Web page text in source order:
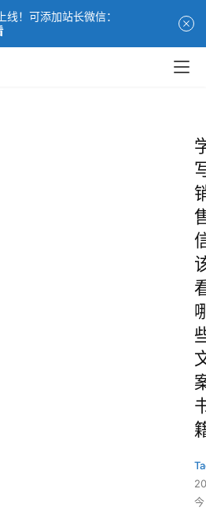
！可添加站长微信：